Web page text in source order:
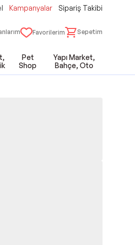
Kampanyalar Sipariş Takibi
Favorilerim Sepetim
Pet
Shop
Yapı Market,
Bahçe, Oto